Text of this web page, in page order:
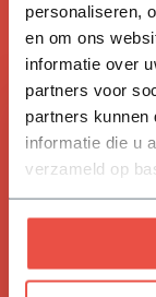
personaliseren,
en om ons
informatie over
partners voor
partners kunnen
informatie die u
verzameld op
Handig om